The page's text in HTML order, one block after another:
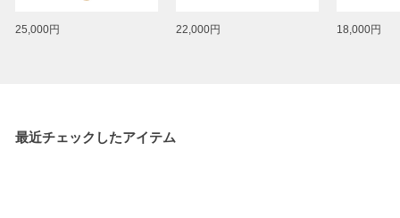
25,000円 22,000円 18,000円
最近チェックしたアイテム